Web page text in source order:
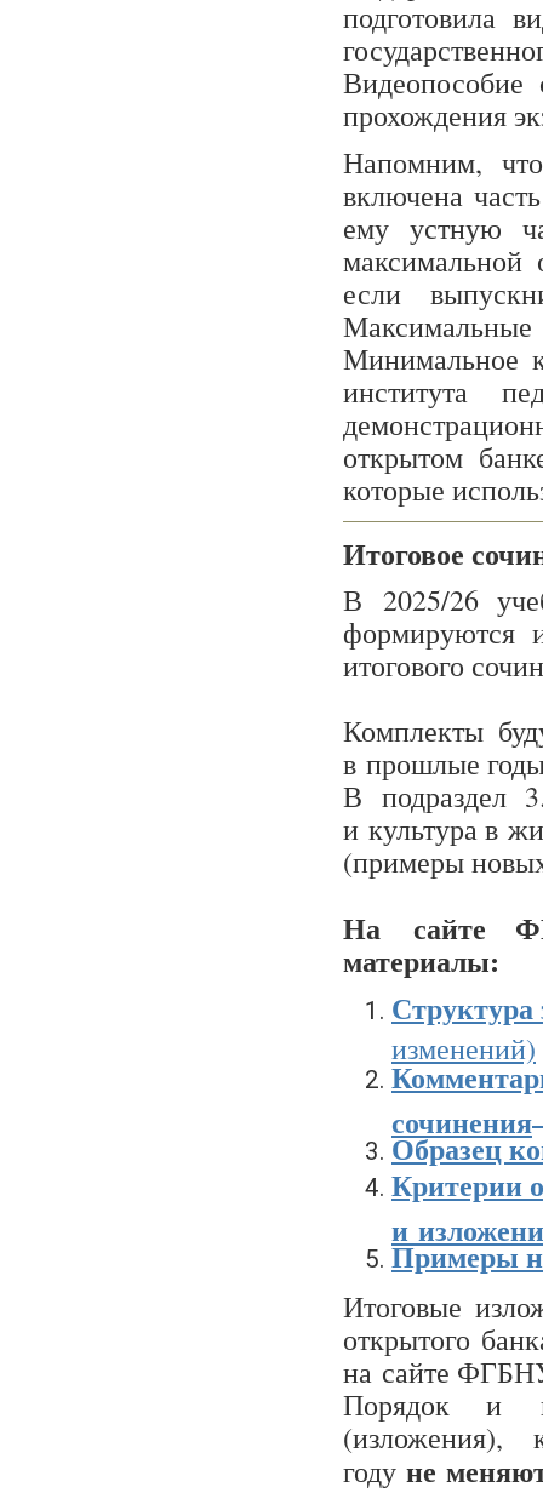
подготовила
прохождения
Напомним,
включена
ему устную
максимальной
если
Минимальное
института
открытом
которые
Итоговое
В 2025/26
формируются
итогового
Комплекты
в прошлые
В подраздел
и культура в
(примеры
На сайте
материалы:
Структура
изменений)
сочинения
Образец
Критерии
и
Примеры
Итоговые
открытого
на сайте
Порядок и
году не